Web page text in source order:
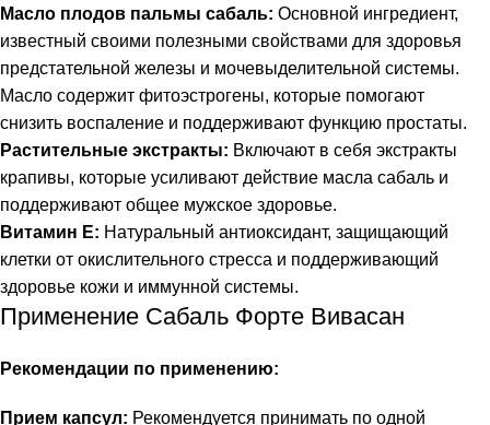
Масло плодов пальмы сабаль: Основной ингредиент,
известный своими полезными свойствами для здоровья
предстательной железы и мочевыделительной системы.
Масло содержит фитоэстрогены, которые помогают
снизить воспаление и поддерживают функцию простаты.
Растительные экстракты: Включают в себя экстракты
крапивы, которые усиливают действие масла сабаль и
поддерживают общее мужское здоровье.
Витамин Е: Натуральный антиоксидант, защищающий
клетки от окислительного стресса и поддерживающий
здоровье кожи и иммунной системы.
Применение Сабаль Форте Вивасан
Рекомендации по применению:
Прием капсул: Рекомендуется принимать по одной